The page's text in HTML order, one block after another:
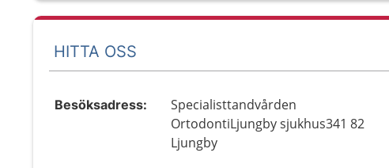
HITTA OSS
Besöksadress:
Specialisttandvården
OrtodontiLjungby sjukhus341 82
Ljungby